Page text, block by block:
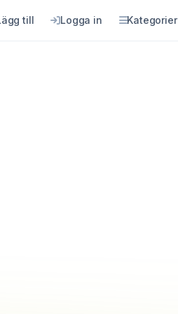
till Logga in Kategorier